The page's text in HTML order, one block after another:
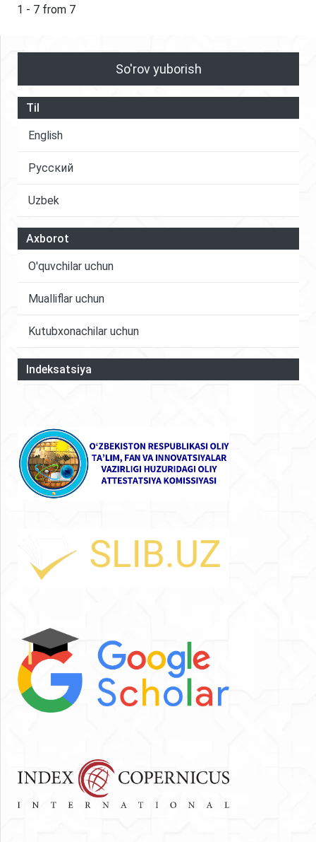
ko'rsatkichlariga ta'sir ko'rsatish uchun etarlicha
Islomiy bank qonunchilik asosini yaratishga
mamlakatlarda qonunchilikka kiritilgan bu boradagi
oʻzgarishlar qanday samara berayotgani tadqiq
etilgan
1 - 7 from 7
So'rov yuborish
Til
English
Русский
Uzbek
Axborot
O'quvchilar uchun
Mualliflar uchun
Kutubxonachilar uchun
Indeksatsiya